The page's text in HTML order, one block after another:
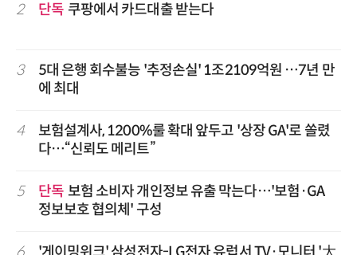
2 단독 쿠팡에서 카드대출 받는다
3
5대 은행 회수불능 '추정손실' 1조2109억원 …7년 만
에 최대
4
보험설계사, 1200%룰 확대 앞두고 '상장 GA'로 쏠렸
다…“신뢰도 메리트”
5 단독 보험 소비자 개인정보 유출 막는다…'보험·GA
정보보호 협의체' 구성